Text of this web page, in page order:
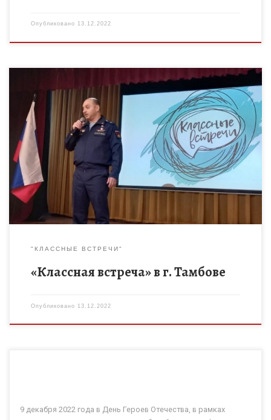
Опубликовано 13.12.2022
В школе №22 г. Тамбова состоялась классная встреча с
Героем России Дмитрием Викторовичем Елистратовым. Она
была приурочена ко Дню Героев Отечества, который
отмечается в нашей […]
"КЛАССНЫЕ ВСТРЕЧИ"
«Классная встреча» в г. Тамбове
Опубликовано 13.12.2022
9 декабря 2022 года в День Героев Отечества, в рамках